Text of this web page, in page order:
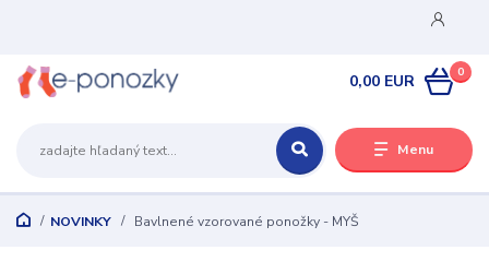
Menu
0
0,00 EUR
NOVINKY Bavlnené vzorované ponožky - MYŠ